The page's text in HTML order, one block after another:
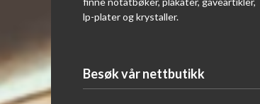
lp-plater og krystaller.
Besøk vår nettbutikk